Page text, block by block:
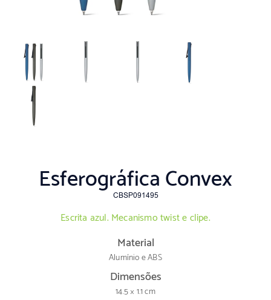
Esferográfica Convex
CBSP091495
Escrita azul. Mecanismo twist e clipe.
Material
Alumínio e ABS
Dimensões
14.5 × 1.1 cm